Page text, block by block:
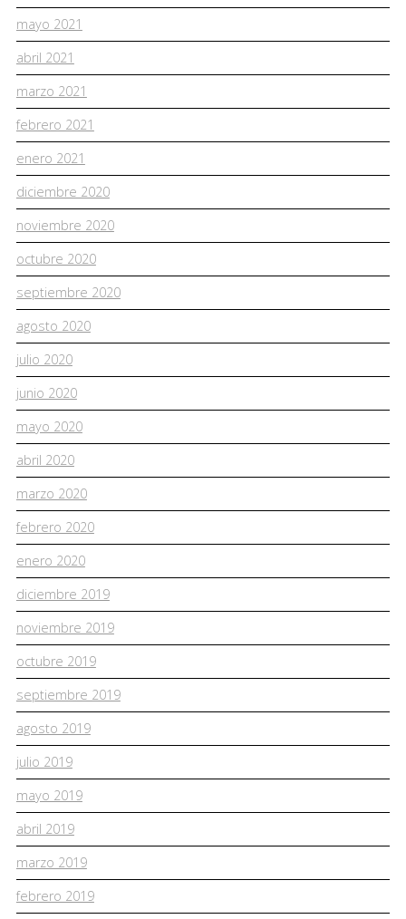
mayo 2021
abril 2021
marzo 2021
febrero 2021
enero 2021
diciembre 2020
noviembre 2020
octubre 2020
septiembre 2020
agosto 2020
julio 2020
junio 2020
mayo 2020
abril 2020
marzo 2020
febrero 2020
enero 2020
diciembre 2019
noviembre 2019
octubre 2019
septiembre 2019
agosto 2019
julio 2019
mayo 2019
abril 2019
marzo 2019
febrero 2019